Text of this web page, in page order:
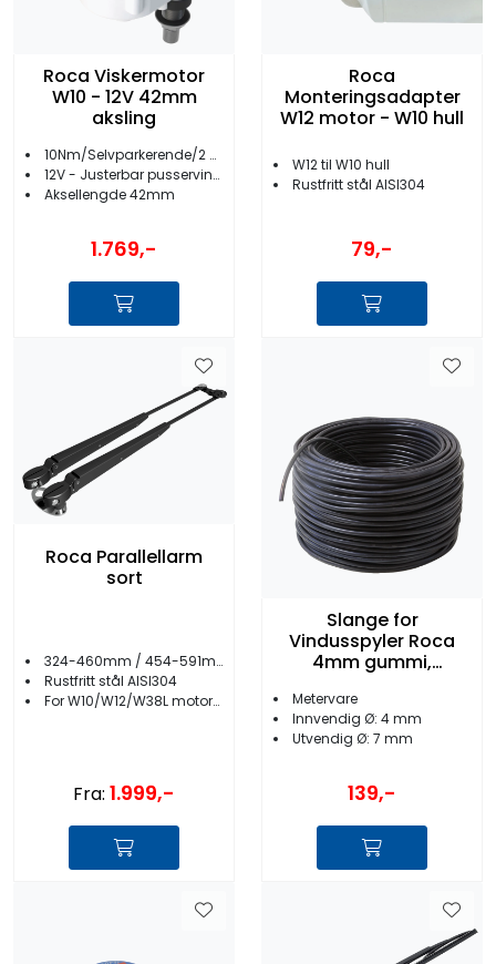
Roca Viskermotor
W10 - 12V 42mm
aksling
10Nm/Selvparkerende/2 hastigheter
12V - Justerbar pusservinkel
Aksellengde 42mm
1.769,-
Roca
Monteringsadapter
W12 motor - W10 hull
W12 til W10 hull
Rustfritt stål AISI304
79,-
Roca Parallellarm
sort
324-460mm / 454-591mm
Rustfritt stål AISI304
For W10/W12/W38L motorer
Fra: 1.999,-
Slange for
Vindusspyler Roca
4mm gummi,
Metervare
Innvendig Ø: 4 mm
Utvendig Ø: 7 mm
139,-